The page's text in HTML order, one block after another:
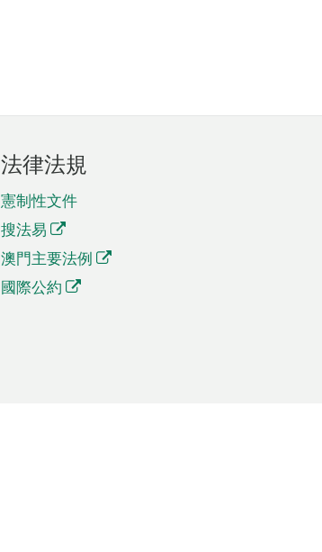
法律法規
憲制性文件
搜法易
澳門主要法例
國際公約